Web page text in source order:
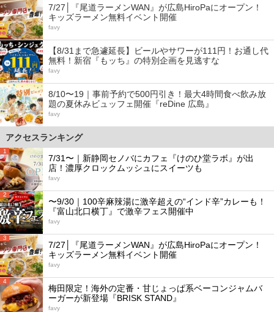
7/27│『尾道ラーメンWAN』が広島HiroPaにオープン！
キッズラーメン無料イベント開催
favy
【8/31まで急遽延長】ビールやサワーが111円！お通し代
無料！新宿『もッち』の特別企画を見逃すな
favy
8/10〜19｜事前予約で500円引き！最大4時間食べ飲み放
題の夏休みビュッフェ開催『reDine 広島』
favy
アクセスランキング
1
7/31〜｜新静岡セノバにカフェ『けのひ堂ラボ』が出
店！濃厚クロックムッシュにスイーツも
favy
2
〜9/30｜100辛麻辣湯に激辛超えの“インド辛”カレーも！
『富山北口横丁』で激辛フェス開催中
favy
3
7/27│『尾道ラーメンWAN』が広島HiroPaにオープン！
キッズラーメン無料イベント開催
favy
4
梅田限定！海外の定番・甘じょっぱ系ベーコンジャムバ
ーガーが新登場『BRISK STAND』
favy